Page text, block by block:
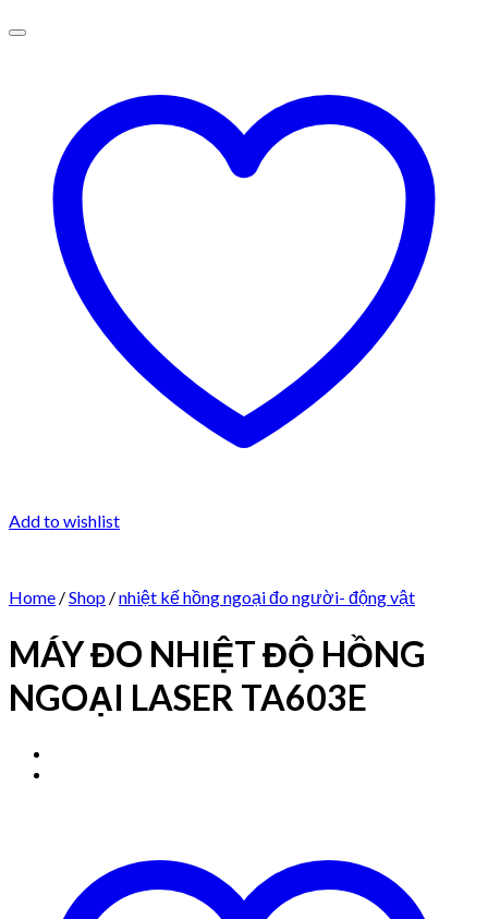
Add to wishlist
Home /Shop /nhiệt kế hồng ngoại đo người- động vật
MÁY ĐO NHIỆT ĐỘ HỒNG
NGOẠI LASER TA603E